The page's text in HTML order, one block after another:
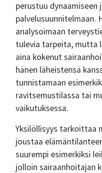
perustuu dynaamiseen
palvelusuunnitelmaan.
analysoimaan
tulevia tarpeita, mutta
aina kokenut
hänen läheistensä
tunnistamaan
ravitsemustilassa tai
vaikutuksessa.
Yksilöllisyys tarkoittaa
joustaa
suurempi esimerkiksi
jolloin sairaanhoitajan